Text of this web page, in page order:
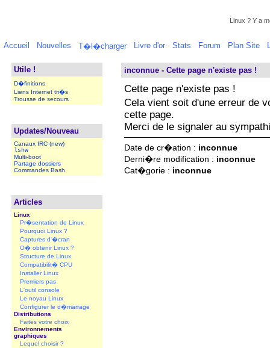
Linux ? Y a
Accueil Nouvelles T�l�charger Livre d'or Stats Forum Plan Site
Utile !
D�finitions
Liens Internet tri�s
Trousse de secours
Updates/Nouveau
Canaux IRC (new)
lshw
Multi-boot
Partage dossiers
Commandes Bash
Articles
Linux
Pr�sentation de Linux
Pourquoi Linux ?
Captures d'�cran
O� obtenir Linux ?
Structure de Linux
Compatibilit� CPU
Installer Linux
Premiers pas
L'outil console
Le noyau Linux
Configurer le d�marrage
Distributions
Faites votre choix
Environnements
graphiques
Lequel choisir ?
inconnue - Cette page n'existe pas !
Cette page n'existe pas !
Cela vient soit d'une erreur de
cette page.
Merci de le signaler au
Date de cr�ation : inconnue
Derni�re modification : inconnue
Cat�gorie : inconnue